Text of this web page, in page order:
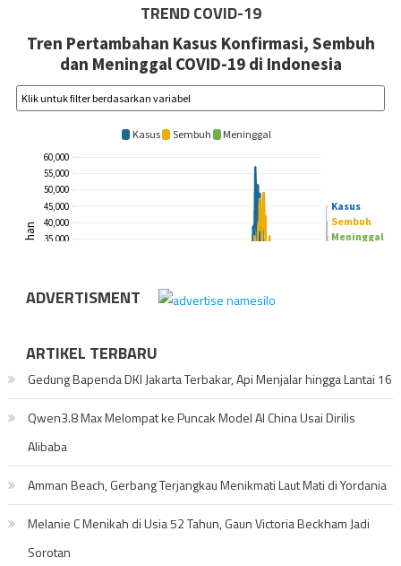
TREND COVID-19
ADVERTISMENT
ARTIKEL TERBARU
Gedung Bapenda DKI Jakarta Terbakar, Api Menjalar hingga Lantai 16
Qwen3.8 Max Melompat ke Puncak Model AI China Usai Dirilis
Alibaba
Amman Beach, Gerbang Terjangkau Menikmati Laut Mati di Yordania
Melanie C Menikah di Usia 52 Tahun, Gaun Victoria Beckham Jadi
Sorotan